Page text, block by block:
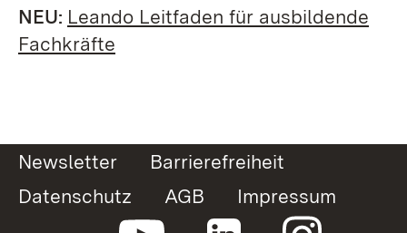
NEU: Leando Leitfaden für ausbildende
Fachkräfte
Newsletter
Barrierefreiheit
Datenschutz
AGB
Impressum